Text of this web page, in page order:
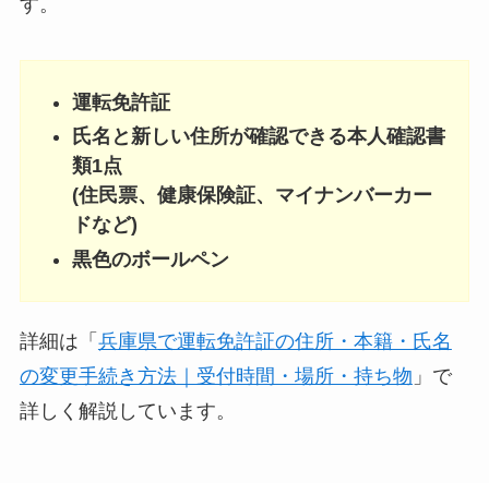
運転免許証
氏名と新しい住所が確認できる本人確認書
類1点
(住民票、健康保険証、マイナンバーカー
ドなど)
黒色のボールペン
詳細は「 兵庫県で運転免許証の住所・本籍・氏名
の変更手続き方法｜受付時間・場所・持ち物 」で
詳しく解説しています。